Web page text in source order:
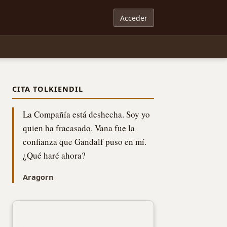
Acceder
CITA TOLKIENDIL
La Compañía está deshecha. Soy yo
quien ha fracasado. Vana fue la
confianza que Gandalf puso en mí.
¿Qué haré ahora?
Aragorn